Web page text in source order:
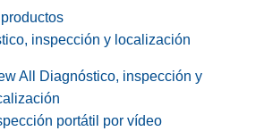
inspección y localización
All Diagnóstico, inspección y
portátil por vídeo